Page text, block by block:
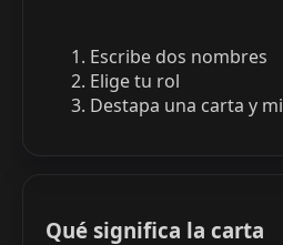
Escribe dos nombres
Elige tu rol
Destapa una carta y
Qué significa la carta